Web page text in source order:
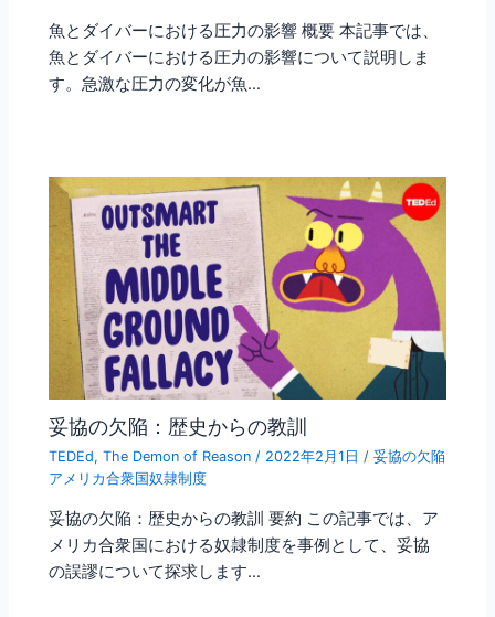
魚とダイバーにおける圧力の影響 概要 本記事では、
魚とダイバーにおける圧力の影響について説明しま
す。急激な圧力の変化が魚…
妥協の欠陥：歴史からの教訓
TEDEd,The Demon of Reason / 2022年2月1日 /妥協の欠陥
アメリカ合衆国奴隷制度
妥協の欠陥：歴史からの教訓 要約 この記事では、ア
メリカ合衆国における奴隷制度を事例として、妥協
の誤謬について探求します…